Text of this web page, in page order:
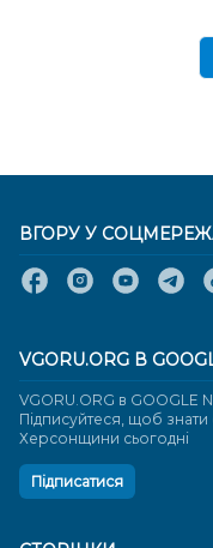
ВГОРУ У
VGORU.ORG В
VGORU.ORG в GOOGLE
Підписуйтеся, щоб
Херсонщини сьогодні
Підписатися